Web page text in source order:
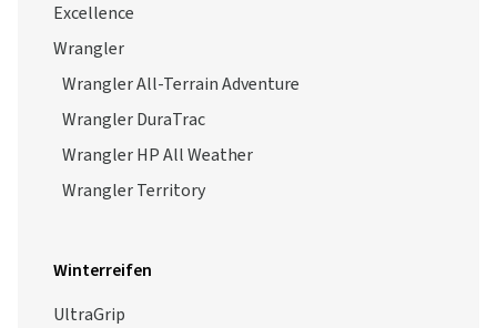
Excellence
Wrangler
Wrangler All-Terrain Adventure
Wrangler DuraTrac
Wrangler HP All Weather
Wrangler Territory
Winterreifen
UltraGrip